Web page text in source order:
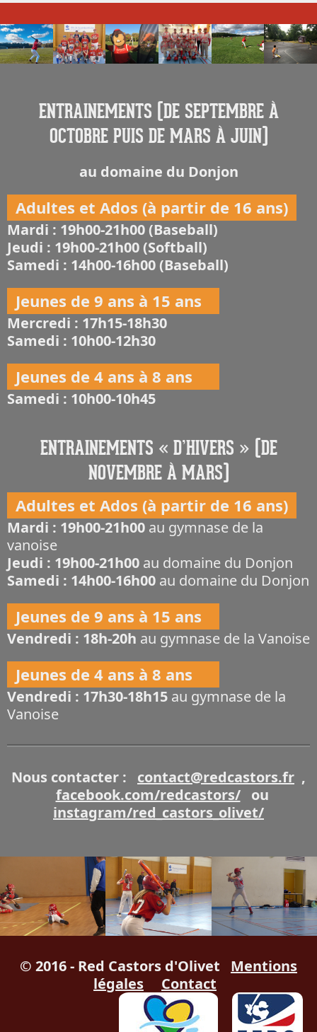
ENTRAINEMENTS (DE SEPTEMBRE À
OCTOBRE PUIS DE MARS À JUIN)
au domaine du Donjon
Adultes et Ados (à partir de 16 ans)
Mardi : 19h00-21h00 (Baseball)
Jeudi : 19h00-21h00 (Softball)
Samedi : 14h00-16h00 (Baseball)
Jeunes de 9 ans à 15 ans
Mercredi : 17h15-18h30
Samedi : 10h00-12h30
Jeunes de 4 ans à 8 ans
Samedi : 10h00-10h45
ENTRAINEMENTS « D’HIVERS » (DE
NOVEMBRE À MARS)
Adultes et Ados (à partir de 16 ans)
Mardi : 19h00-21h00 au gymnase de la
vanoise
Jeudi : 19h00-21h00 au domaine du Donjon
Samedi : 14h00-16h00 au domaine du Donjon
Jeunes de 9 ans à 15 ans
Vendredi : 18h-20h au gymnase de la Vanoise
Jeunes de 4 ans à 8 ans
Vendredi : 17h30-18h15 au gymnase de la
Vanoise
Nous contacter : contact@redcastors.fr ,
facebook.com/redcastors/
ou
instagram/red_castors_olivet/
© 2016 - Red Castors d'Olivet
Mentions
légales
Contact